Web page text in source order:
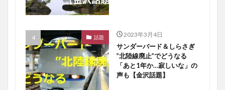
話題 2023年3月4日
サンダーバード＆しらさぎ
”北陸線廃止”でどうなる
「あと1年か…寂しいな」の
声も【金沢話題】